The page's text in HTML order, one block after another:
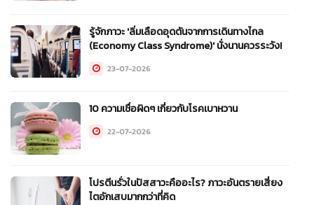
รู้จักภาวะ 'ลิ่มเลือดอุดตันจากการเดินทางไกล
(Economy Class Syndrome)' นั่งนานควรระวัง!
23-07-2026
10 ความเชื่อผิดๆ เกี่ยวกับโรคเบาหวาน
22-07-2026
โปรตีนรั่วในปัสสาวะคืออะไร? ภาวะอันตรายเสี่ยง
ไตอักเสบมากกว่าที่คิด